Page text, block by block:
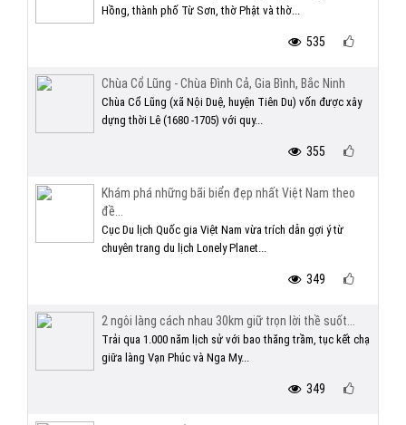
Hồng, thành phố Từ Sơn, thờ Phật và thờ...
535
Chùa Cổ Lũng - Chùa Đình Cả, Gia Bình, Bắc Ninh
Chùa Cổ Lũng (xã Nội Duệ, huyện Tiên Du) vốn được xây
dựng thời Lê (1680 -1705) với quy...
355
Khám phá những bãi biển đẹp nhất Việt Nam theo
đề...
Cục Du lịch Quốc gia Việt Nam vừa trích dẫn gợi ý từ
chuyên trang du lịch Lonely Planet...
349
2 ngôi làng cách nhau 30km giữ trọn lời thề suốt...
Trải qua 1.000 năm lịch sử với bao thăng trầm, tục kết chạ
giữa làng Vạn Phúc và Nga My...
349